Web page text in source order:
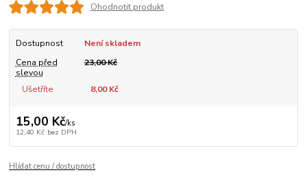
Ohodnotit produkt
Dostupnost
Není skladem
Cena před
slevou
23,00 Kč
Ušetříte 8,00 Kč
15,00 Kč/ks
12,40 Kč bez DPH
Hlídat cenu / dostupnost